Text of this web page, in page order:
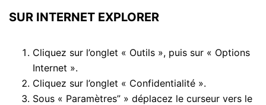
SUR INTERNET EXPLORER
Cliquez sur l’onglet « Outils », puis sur « Options
Internet ».
Cliquez sur l’onglet « Confidentialité ».
Sous « Paramètres” » déplacez le curseur vers le